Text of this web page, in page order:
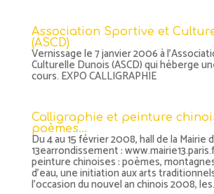
Association Sportive et
(ASCD)
Vernissage le 7 janvier 2006 à
Culturelle Dunois (ASCD) qui héberge
cours. EXPO CALLIGRAPHIE
Calligraphie et peinture
poèmes…
Du 4 au 15 février 2008, hall de la Mairie
13earrondissement :
peinture chinoises : poèmes,
d’eau, une initiation aux arts
l’occasion du nouvel an chinois 2008,